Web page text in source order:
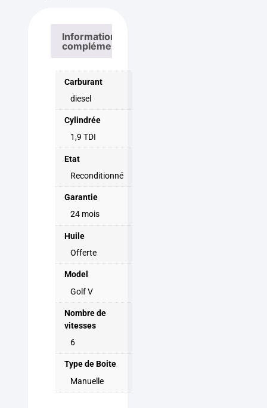
Informations
complémentaires
Carburant
diesel
Cylindrée
1,9 TDI
Etat
Reconditionné
Garantie
24 mois
Huile
Offerte
Model
Golf V
Nombre de
vitesses
6
Type de Boite
Manuelle